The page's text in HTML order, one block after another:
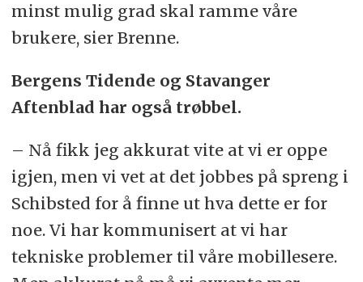
minst mulig grad skal ramme våre
brukere, sier Brenne.
Bergens Tidende og Stavanger
Aftenblad har også trøbbel.
– Nå fikk jeg akkurat vite at vi er oppe
igjen, men vi vet at det jobbes på spreng i
Schibsted for å finne ut hva dette er for
noe. Vi har kommunisert at vi har
tekniske problemer til våre mobillesere.